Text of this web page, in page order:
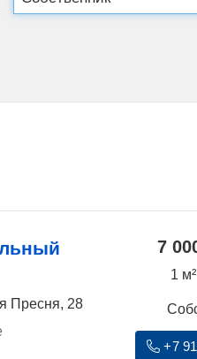
Пресня, 28
7
1
+7